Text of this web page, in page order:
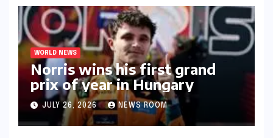
WORLD NEWS
Norris wins his first grand
prix of year in Hungary​​
JULY 26, 2026 NEWS ROOM